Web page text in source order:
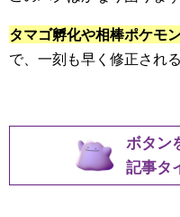
タマゴ孵化や相棒ポケモ
で、一刻も早く修正され
ボタン
記事タ